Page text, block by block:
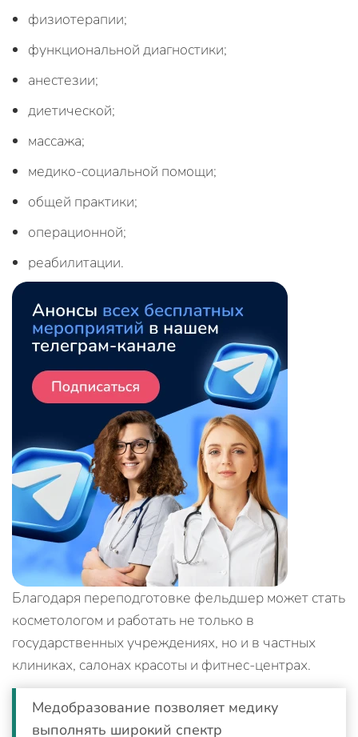
физиотерапии;
функциональной диагностики;
анестезии;
диетической;
массажа;
медико-социальной помощи;
общей практики;
операционной;
реабилитации.
Благодаря переподготовке фельдшер может стать
косметологом и работать не только в
государственных учреждениях, но и в частных
клиниках, салонах красоты и фитнес-центрах.
Медобразование позволяет медику
выполнять широкий спектр